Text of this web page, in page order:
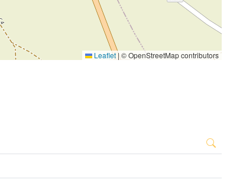
Leaflet |© OpenStreetMap contributors